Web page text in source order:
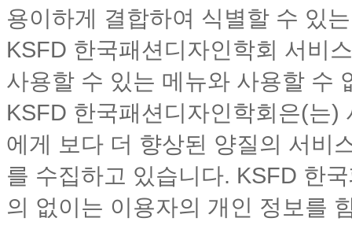
용이하게 결합하여 식별할 수 있
KSFD 한국패션디자인학회 서비
사용할 수 있는 메뉴와 사용할 수
KSFD 한국패션디자인학회은(는)
에게 보다 더 향상된 양질의 서비
를 수집하고 있습니다. KSFD 한
의 없이는 이용자의 개인 정보를